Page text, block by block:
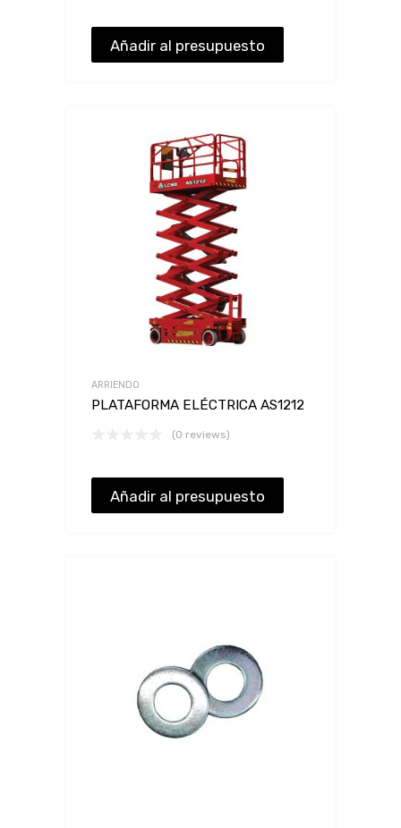
Añadir al presupuesto
ARRIENDO
PLATAFORMA ELÉCTRICA AS1212
(0 reviews)
Añadir al presupuesto